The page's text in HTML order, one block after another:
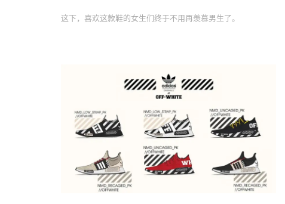
这下，喜欢这款鞋的女生们终于不用再羡慕男生了。